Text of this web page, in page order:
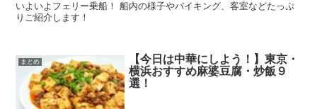
いよいよフェリー乗船！ 船内の様子やバイキング、客室などたっぷ
りご紹介します！
まとめ
【今日は中華にしよう！】東京・
横浜おすすめ麻婆豆腐・炒飯９
選！